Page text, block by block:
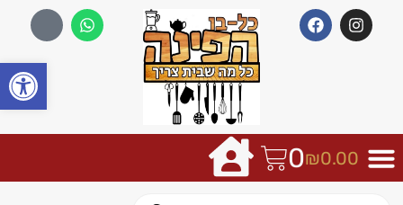
₪0.00
0